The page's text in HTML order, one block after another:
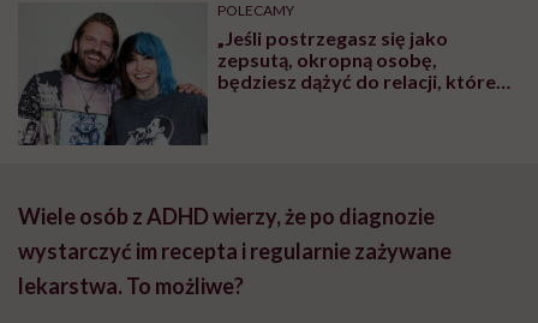
POLECAMY
„Jeśli postrzegasz się jako
zepsutą, okropną osobę,
będziesz dążyć do relacji, które
Wiele osób z ADHD wierzy, że po diagnozie
wystarczyć im recepta i regularnie zażywane
lekarstwa. To możliwe?